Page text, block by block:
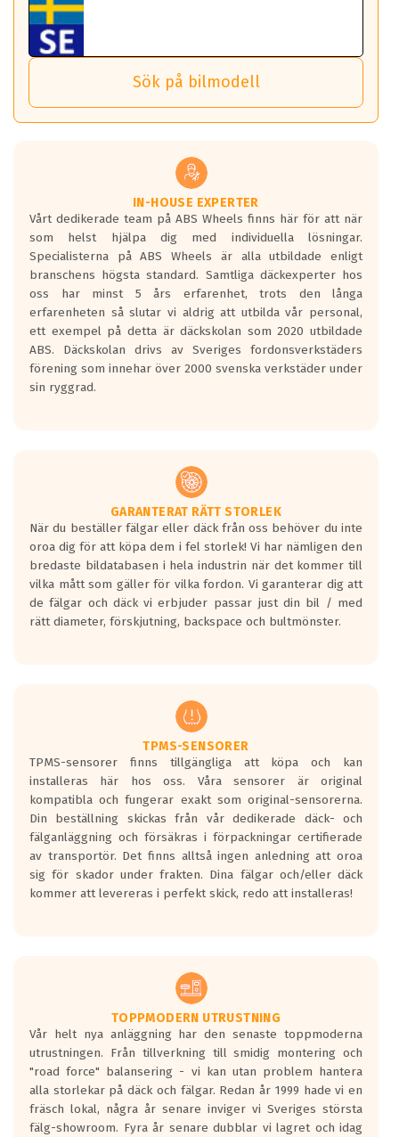
ABS 360 gör det möjligt för dig att ta med fälgarna till din
nästa bil.
Det sparar dig tid och pengar.
*PCD står för pitch circle diameter / Bultmönster.
Tillbehören är av högsta kvalitet och är kompatibla med
ABS Wheels fälgar.
Viktigt att Bult respektive mutter är av storlek (17mm hylsa
Genom att du anger ditt registreringsnummer kan vi matcha
och garantera att tillbehören passar till 100%
vid åtdragning av hjulbultarna.
behöver tänka på.
Sensorn sitter inne i hjulet och skickar signaler om lufttryck
och temperatur till din instrumentpanel.
TPMS gör det enkelt att ha koll på att dina däck håller rätt
tryck. Skulle du tappa tryck i något däck varnar TPMS dig
om detta.
TPMS står för Tyre Pressure Monitoring System och innebär
helt kort att du som förare alltid ska ha koll på lufttrycket i
Samtliga ABS Wheels fälgar är kompatibla med TPMS
sensorer.
Sök på bilmodell
IN-HOUSE EXPERTER
Vårt dedikerade team på ABS Wheels finns här för att när
som helst hjälpa dig med individuella lösningar.
Specialisterna på ABS Wheels är alla utbildade enligt
branschens högsta standard. Samtliga däckexperter hos
oss har minst 5 års erfarenhet, trots den långa
erfarenheten så slutar vi aldrig att utbilda vår personal,
ett exempel på detta är däckskolan som 2020 utbildade
ABS. Däckskolan drivs av Sveriges fordonsverkstäders
förening som innehar över 2000 svenska verkstäder under
sin ryggrad.
GARANTERAT RÄTT STORLEK
När du beställer fälgar eller däck från oss behöver du inte
oroa dig för att köpa dem i fel storlek! Vi har nämligen den
bredaste bildatabasen i hela industrin när det kommer till
vilka mått som gäller för vilka fordon. Vi garanterar dig att
de fälgar och däck vi erbjuder passar just din bil / med
rätt diameter, förskjutning, backspace och bultmönster.
TPMS-SENSORER
TPMS-sensorer finns tillgängliga att köpa och kan
installeras här hos oss. Våra sensorer är original
kompatibla och fungerar exakt som original-sensorerna.
Din beställning skickas från vår dedikerade däck- och
fälganläggning och försäkras i förpackningar certifierade
av transportör. Det finns alltså ingen anledning att oroa
sig för skador under frakten. Dina fälgar och/eller däck
kommer att levereras i perfekt skick, redo att installeras!
TOPPMODERN UTRUSTNING
Vår helt nya anläggning har den senaste toppmoderna
utrustningen. Från tillverkning till smidig montering och
"road force" balansering - vi kan utan problem hantera
alla storlekar på däck och fälgar. Redan år 1999 hade vi en
fräsch lokal, några år senare inviger vi Sveriges största
fälg-showroom. Fyra år senare dubblar vi lagret och idag